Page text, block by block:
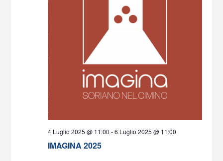
4 Luglio 2025 @ 11:00 -6 Luglio 2025 @ 11:00
IMAGINA 2025